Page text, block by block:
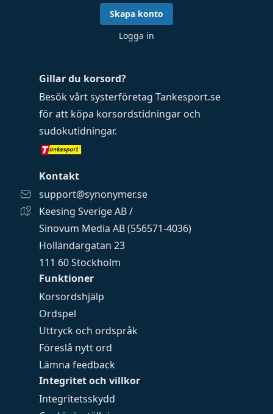
Funktioner
Korsordshjälp
Ordspel
Uttryck och ordspråk
Föreslå nytt ord
Lämna feedback
Integritet och villkor
Integritetsskydd
Gillar du korsord?
Besök vårt systerföretag Tankesport.se
för att köpa korsordstidningar och
sudokutidningar.
Kontakt
support@synonymer.se
Keesing Sverige AB /
Sinovum Media AB (556571-4036)
Holländargatan 23
111 60 Stockholm
Skapa konto
Logga in